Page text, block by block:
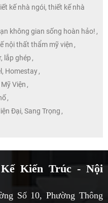
kế nhà ngói, thiết kế nhà
không gian sống hoàn hảo! ,
nội thất thẩm mỹ viện ,
lắp ghép ,
Homestay,
Viện ,
,
Đại, Sang Trọng ,
Kiến Trúc - Nội
Số 10, Phường Thông